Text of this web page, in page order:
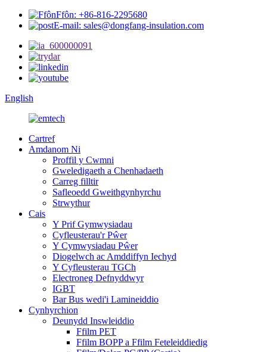
Ffôn: +86-816-2295680
E-mail: sales@dongfang-insulation.com
English
Cartref
Amdanom Ni
Proffil y Cwmni
Gweledigaeth a Chenhadaeth
Carreg filltir
Safleoedd Gweithgynhyrchu
Strwythur
Cais
Y Prif Gymwysiadau
Cyfleusterau'r Pŵer
Y Cymwysiadau Pŵer
Diogelwch ac Amddiffyn Iechyd
Y Cyfleusterau TGCh
Electroneg Defnyddwyr
IGBT
Bar Bus wedi'i Lamineiddio
Cynhyrchion
Deunydd Inswleiddio
Ffilm PET
Ffilm BOPP a Ffilm Feteleiddiedig